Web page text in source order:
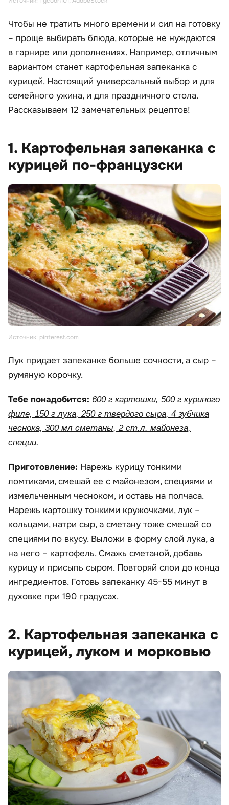
Чтобы не тратить много времени и сил на готовку
– проще выбирать блюда, которые не нуждаются
в гарнире или дополнениях. Например, отличным
вариантом станет картофельная запеканка с
курицей. Настоящий универсальный выбор и для
семейного ужина, и для праздничного стола.
Рассказываем 12 замечательных рецептов!
1. Картофельная запеканка с
курицей по-французски
Источник: pinterest.com
Лук придает запеканке больше сочности, а сыр –
румяную корочку.
Тебе понадобится: 600 г картошки, 500 г куриного
филе, 150 г лука, 250 г твердого сыра, 4 зубчика
чеснока, 300 мл сметаны, 2 ст.л. майонеза,
специи.
Приготовление: Нарежь курицу тонкими
ломтиками, смешай ее с майонезом, специями и
измельченным чесноком, и оставь на полчаса.
Нарежь картошку тонкими кружочками, лук –
кольцами, натри сыр, а сметану тоже смешай со
специями по вкусу. Выложи в форму слой лука, а
на него – картофель. Смажь сметаной, добавь
курицу и присыпь сыром. Повторяй слои до конца
ингредиентов. Готовь запеканку 45-55 минут в
духовке при 190 градусах.
2. Картофельная запеканка с
курицей, луком и морковью